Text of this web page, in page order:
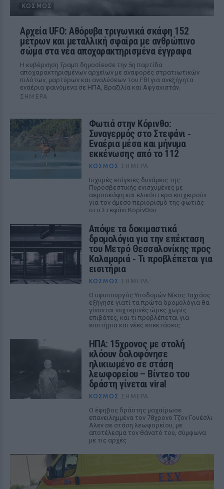
ΚΌΣΜΟΣ
Αρχεία UFO: Αθόρυβα τριγωνικά σκάφη 152
μέτρων και μεταλλική σφαίρα με ανθρώπινο
σώμα στα νέα αποχαρακτηρισμένα έγγραφα
Η κυβέρνηση Τραμπ δημοσίευσε την 5η παρτίδα
αποχαρακτηρισμένων αρχείων με αναφορές στρατιωτικών
πιλότων, μαρτύρων και αναλύσεων του FBI για ανεξήγητα
εναέρια φαινόμενα σε ΗΠΑ, Βραζιλία και Αφγανιστάν.
ΣΉΜΕΡΑ
Φωτιά στην Κόρινθο:
Συναγερμός στο Στεφάνι ‑
Εναέρια μέσα και μήνυμα
εκκένωσης από το 112
ΚΌΣΜΟΣ ΣΉΜΕΡΑ
Ισχυρές επίγειες δυνάμεις της
Πυροσβεστικής ενισχυμένες με
αεροσκάφη και ελικόπτερα επιχειρούν
για τον άμεσο περιορισμό της φωτιάς
στο Στεφάνι Κορίνθου.
Απόψε τα δοκιμαστικά
δρομολόγια για την επέκταση
του Μετρό Θεσσαλονίκης προς
Καλαμαριά ‑ Τι προβλέπεται για
εισιτήρια
ΚΌΣΜΟΣ ΣΉΜΕΡΑ
Ο υφυπουργός Υποδομών Νίκος Ταχιάος
εξήγησε γιατί τα πρώτα δρομολόγια θα
γίνονται νυχτερινές ώρες χωρίς
επιβάτες, και τι προβλέπεται για
εισιτήρια και νέες επεκτάσεις.
ΗΠΑ: 15χρονος με στολή
κλόουν δολοφόνησε
ηλικιωμένο σε στάση
λεωφορείου – Βίντεο του
δράστη γίνεται viral
ΚΌΣΜΟΣ ΣΉΜΕΡΑ
Ο έφηβος δράστης μαχαίρωσε
επανειλημμένα τον 78χρονο Τζον Γουέσλι
Αλεν σε στάση λεωφορείου, με
αποτέλεσμα τον θάνατό του, σύμφωνα
με τις αρχές